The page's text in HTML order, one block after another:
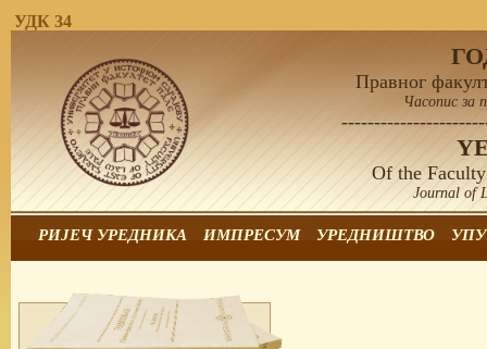
УДК 34
Правног
Часопис за
Of the
Journal of
РИЈЕЧ УРЕДНИКА ИМПРЕСУМ УРЕДНИШТВО